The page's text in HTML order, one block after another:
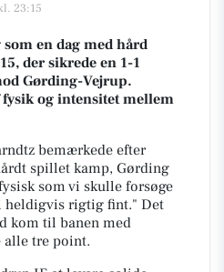
23:15
en dag med hård
der sikrede en 1-1
Gørding-Vejrup.
og intensitet mellem
bemærkede efter
spillet kamp, Gørding
som vi skulle forsøge
heldigvis rigtig fint." Det
kom til banen med
alle tre point.